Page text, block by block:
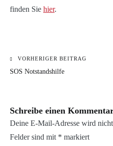
finden Sie hier.
KATEGORIE:
UNCATEGORIZED
Beitragsnavigation
VORHERIGER BEITRAG
SOS Notstandshilfe
Schreibe einen
Deine E-Mail-Adresse wird
Felder sind mit * markiert